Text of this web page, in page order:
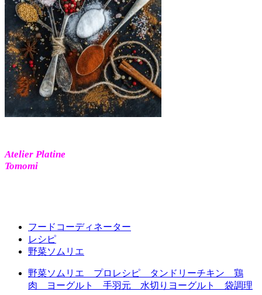
Atelier Platine
Tomomi
フードコーディネーター
レシピ
野菜ソムリエ
野菜ソムリエ プロレシピ タンドリーチキン 鶏
肉 ヨーグルト 手羽元 水切りヨーグルト 袋調理